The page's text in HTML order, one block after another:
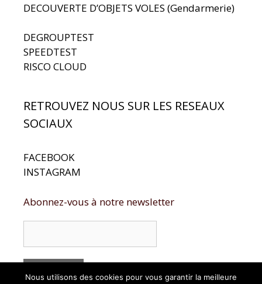
DECOUVERTE D’OBJETS VOLES (Gendarmerie)
DEGROUPTEST
SPEEDTEST
RISCO CLOUD
RETROUVEZ NOUS SUR LES RESEAUX
SOCIAUX
FACEBOOK
INSTAGRAM
Abonnez-vous à notre newsletter
Nous utilisons des cookies pour vous garantir la meilleure